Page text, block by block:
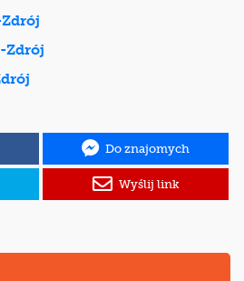
Zdrój
Do znajomych
Wyślij link